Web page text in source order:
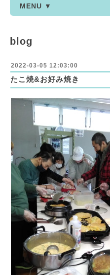
MENU ▼
blog
2022-03-05 12:03:00
たこ焼&お好み焼き